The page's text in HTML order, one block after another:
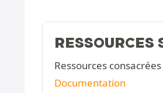
Ressources
Documentation